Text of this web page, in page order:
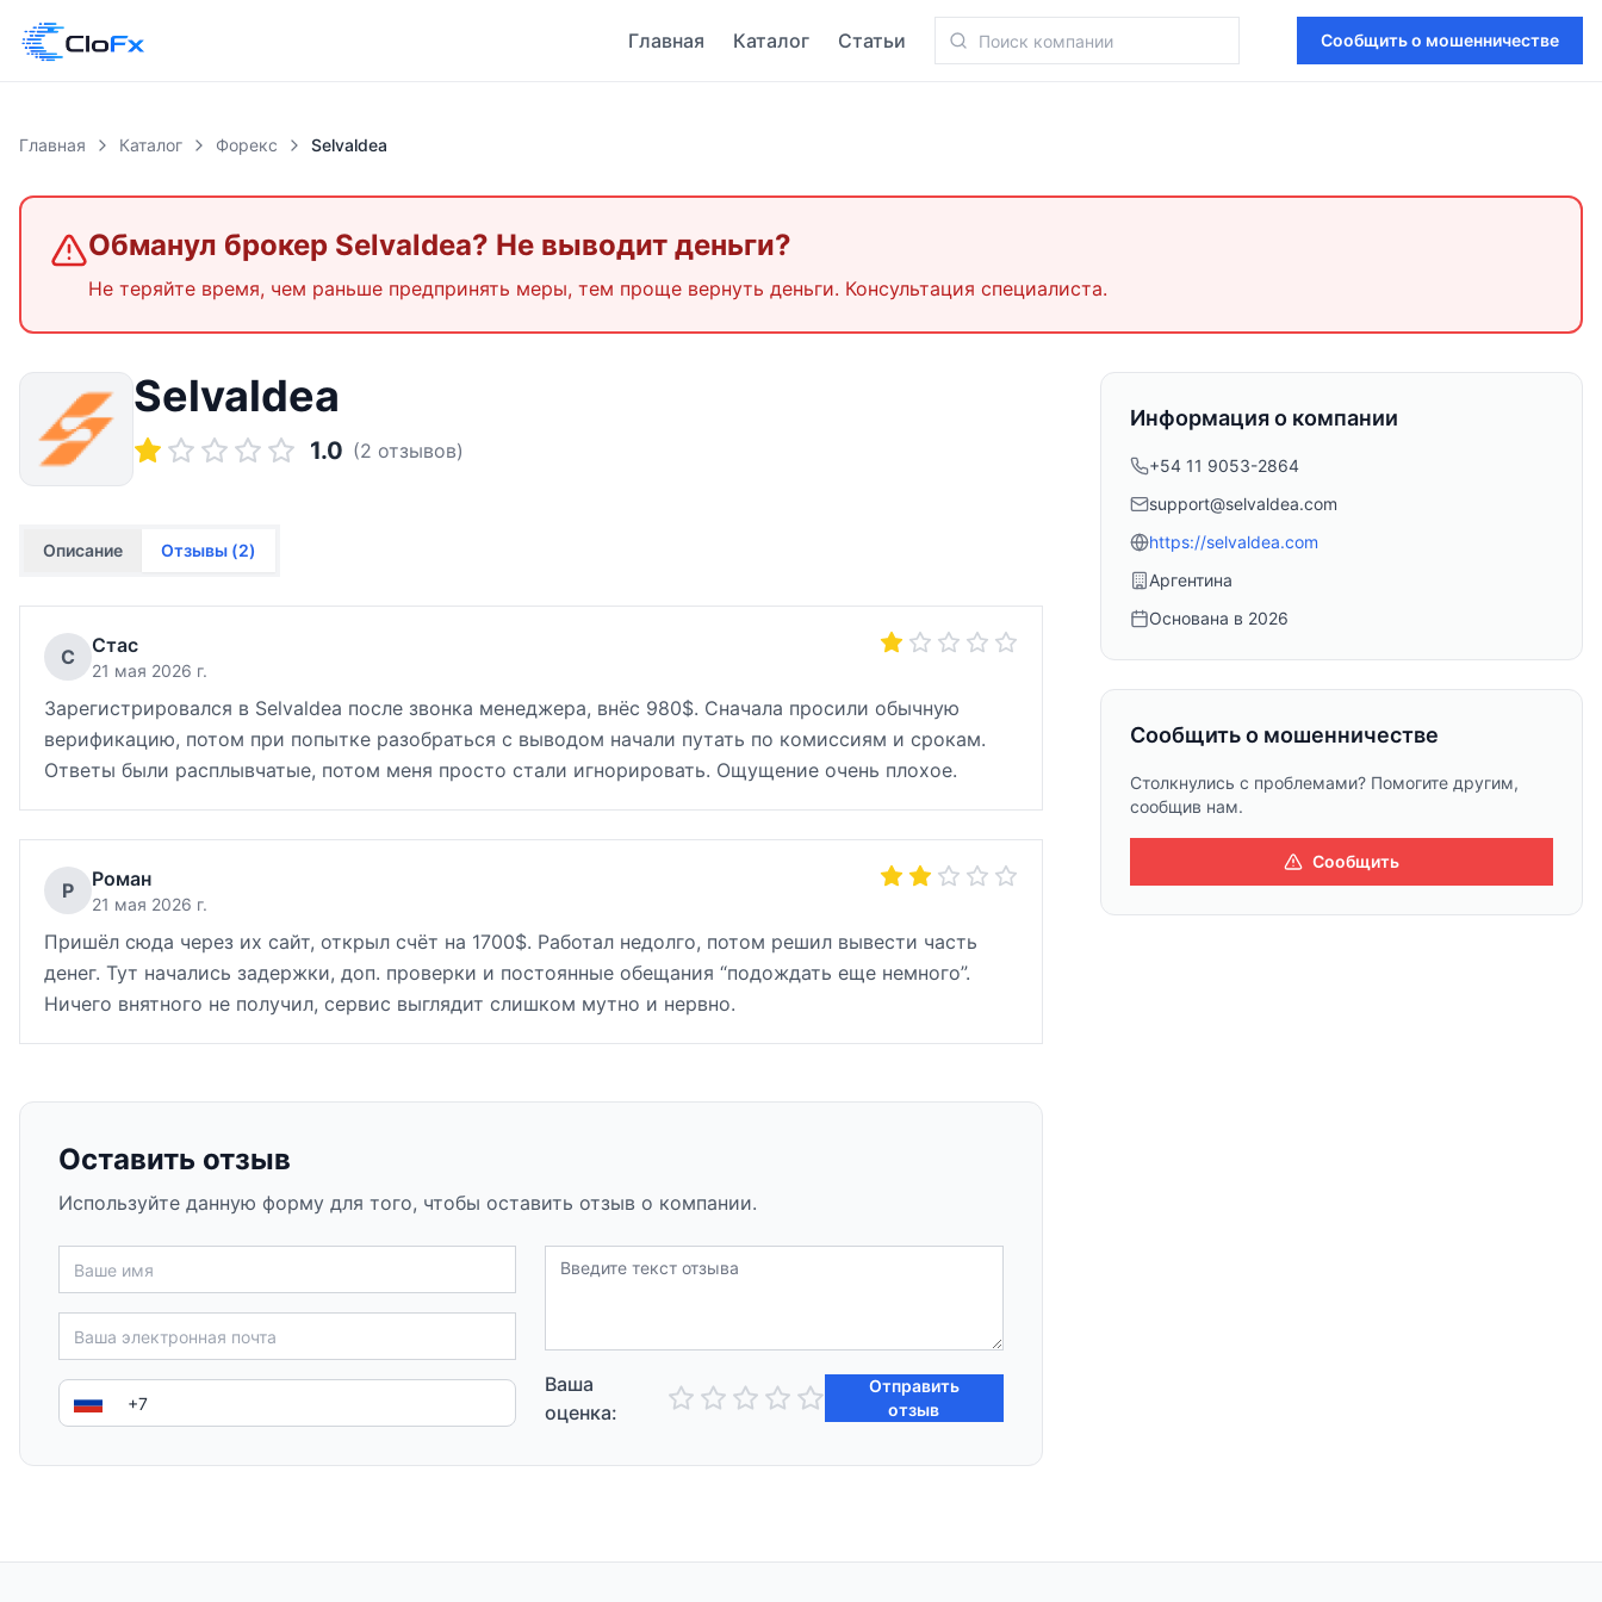
Главная Каталог Статьи Сообщить о мошенничестве
Главная Каталог Форекс Selvaldea
Обманул брокер Selvaldea? Не выводит деньги?
Не теряйте время, чем раньше предпринять меры, тем проще вернуть деньги. Консультация специалиста.
Selvaldea
1.0 (2 отзывов)
Описание Отзывы (2)
С Стас
21 мая 2026 г.
Зарегистрировался в Selvaldea после звонка менеджера, внёс 980$. Сначала просили обычную
верификацию, потом при попытке разобраться с выводом начали путать по комиссиям и срокам.
Ответы были расплывчатые, потом меня просто стали игнорировать. Ощущение очень плохое.
Р Роман
21 мая 2026 г.
Пришёл сюда через их сайт, открыл счёт на 1700$. Работал недолго, потом решил вывести часть
денег. Тут начались задержки, доп. проверки и постоянные обещания “подождать еще немного”.
Ничего внятного не получил, сервис выглядит слишком мутно и нервно.
Оставить отзыв
Используйте данную форму для того, чтобы оставить отзыв о компании.
Ваша
оценка:
Отправить
отзыв
Информация о компании
+54 11 9053-2864
support@selvaldea.com
https://selvaldea.com
Аргентина
Основана в 2026
Сообщить о мошенничестве
Столкнулись с проблемами? Помогите другим,
сообщив нам.
Сообщить